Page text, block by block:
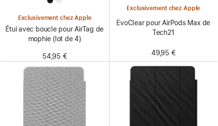
Exclusivement chez Apple
Étui avec boucle pour AirTag de
mophie (lot de 4)
54,95 €
Exclusivement chez Apple
EvoClear pour AirPods Max de
Tech21
49,95 €